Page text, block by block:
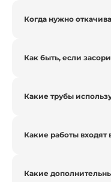
Когда нужно
Как быть, если
Какие трубы
Какие работы входят
Какие